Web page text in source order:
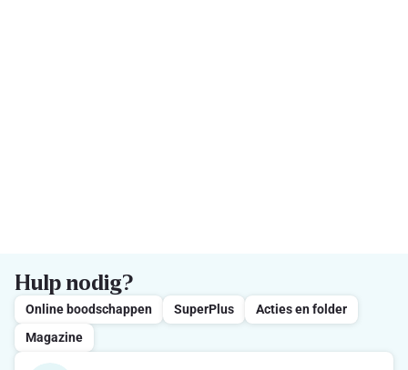
Hulp nodig?
Online boodschappen SuperPlus
Acties en folder
Magazine